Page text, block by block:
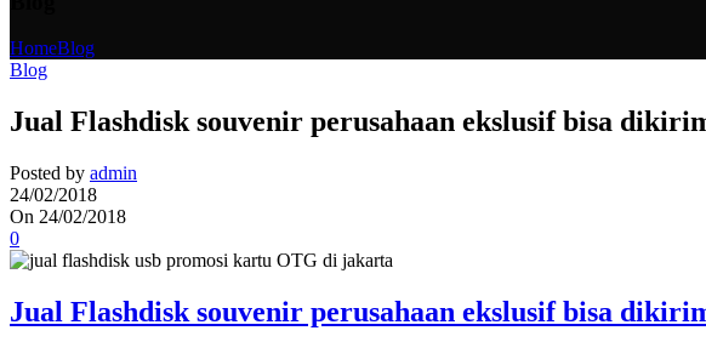
HomeBlog
Blog
Jual Flashdisk souvenir perusahaan ekslusif bisa
Posted by admin
24/02/2018
On 24/02/2018
0
Jual Flashdisk souvenir perusahaan ekslusif bisa